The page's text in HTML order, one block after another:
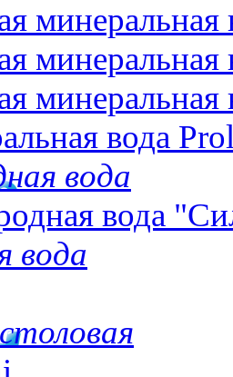
минеральная
минеральная
минеральная
вода
вода
вода
вода